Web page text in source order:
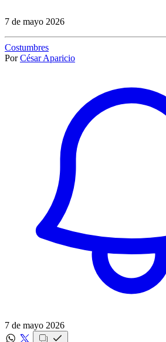
7 de mayo 2026
Costumbres
Por César Aparicio
7 de mayo 2026